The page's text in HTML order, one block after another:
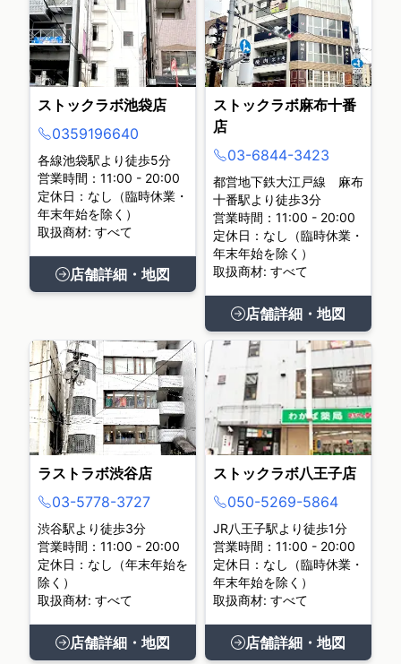
ストックラボ池袋店
0359196640
各線池袋駅より徒歩5分
営業時間：11:00 - 20:00
定休日：なし（臨時休業・
年末年始を除く）
取扱商材: すべて
店舗詳細・地図
ストックラボ麻布十番
店
03-6844-3423
都営地下鉄大江戸線 麻布
十番駅より徒歩3分
営業時間：11:00 - 20:00
定休日：なし（臨時休業・
年末年始を除く）
取扱商材: すべて
店舗詳細・地図
ラストラボ渋谷店
03-5778-3727
渋谷駅より徒歩3分
営業時間：11:00 - 20:00
定休日：なし（年末年始を
除く）
取扱商材: すべて
店舗詳細・地図
ストックラボ八王子店
050-5269-5864
JR八王子駅より徒歩1分
営業時間：11:00 - 20:00
定休日：なし（臨時休業・
年末年始を除く）
取扱商材: すべて
店舗詳細・地図